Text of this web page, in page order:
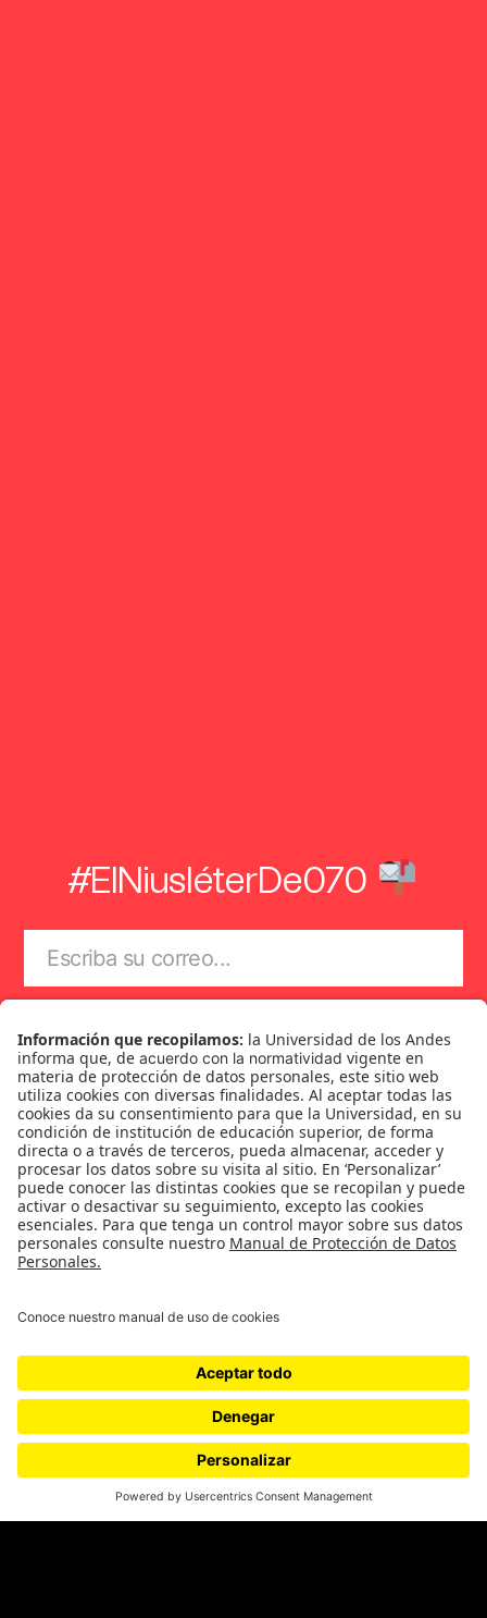
#ElNiusléterDe070
Suscríbase
Política
Cultura
Medio ambiente
Medios y periodismo
Ciudad
Movilización social